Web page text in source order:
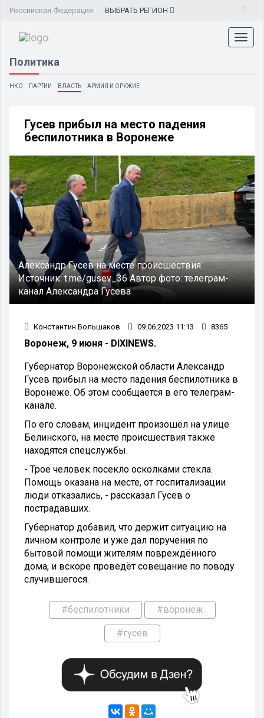
Российская Федерация ВЫБРАТЬ РЕГИОН
Политика
НКО ПАРТИИ ВЛАСТЬ АРМИЯ И ОРУЖИЕ
Гусев прибыл на место падения
беспилотника в Воронеже
Александр Гусев на месте происшествия.
Источник:t.me/gusev_36Автор фото:телеграм-
канал Александра Гусева
Константин Большаков 09.06.2023 11:13 8365
Воронеж, 9 июня - DIXINEWS.
Губернатор Воронежской области Александр
Гусев прибыл на место падения беспилотника в
Воронеже. Об этом сообщается в его телеграм-
канале.
По его словам, инцидент произошёл на улице
Белинского, на месте происшествия также
находятся спецслужбы.
- Трое человек посекло осколками стекла.
Помощь оказана на месте, от госпитализации
люди отказались, - рассказал Гусев о
пострадавших.
Губернатор добавил, что держит ситуацию на
личном контроле и уже дал поручения по
бытовой помощи жителям повреждённого
дома, и вскоре проведёт совещание по поводу
случившегося.
#беспилотники #воронеж
#гусев